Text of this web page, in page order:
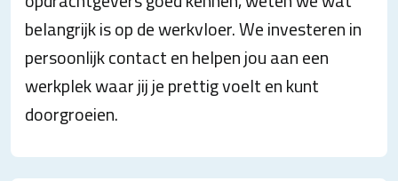
belangrijk is op de werkvloer. We investeren in
persoonlijk contact en helpen jou aan een
werkplek waar jij je prettig voelt en kunt
doorgroeien.